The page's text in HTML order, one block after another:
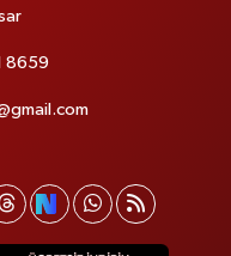
8659